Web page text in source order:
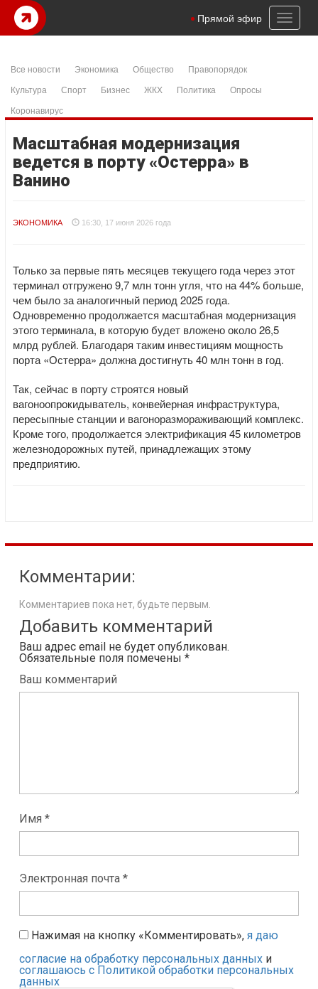
Toggle
Прямой эфир
Все новости Экономика Общество
Правопорядок
Культура
Спорт Бизнес ЖКХ Политика
Опросы
Коронавирус
Масштабная модернизация
ведется в порту «Остерра» в
Ванино
ЭКОНОМИКА 16:30, 17 июня 2026 года
Только за первые пять месяцев текущего года через этот
терминал отгружено 9,7 млн тонн угля, что на 44% больше,
чем было за аналогичный период 2025 года.
Одновременно продолжается масштабная модернизация
этого терминала, в которую будет вложено около 26,5
млрд рублей. Благодаря таким инвестициям мощность
порта «Остерра» должна достигнуть 40 млн тонн в год.
Так, сейчас в порту строятся новый
вагоноопрокидыватель, конвейерная инфраструктура,
пересыпные станции и вагоноразмораживающий комплекс.
Кроме того, продолжается электрификация 45 километров
железнодорожных путей, принадлежащих этому
предприятию.
Комментарии:
Комментариев пока нет, будьте первым.
Добавить комментарий
Ваш адрес email не будет опубликован.
Обязательные поля помечены *
Ваш комментарий
Имя *
Электронная почта *
Нажимая на кнопку «Комментировать», я даю
согласие на обработку персональных данных и
соглашаюсь с Политикой обработки персональных
данных